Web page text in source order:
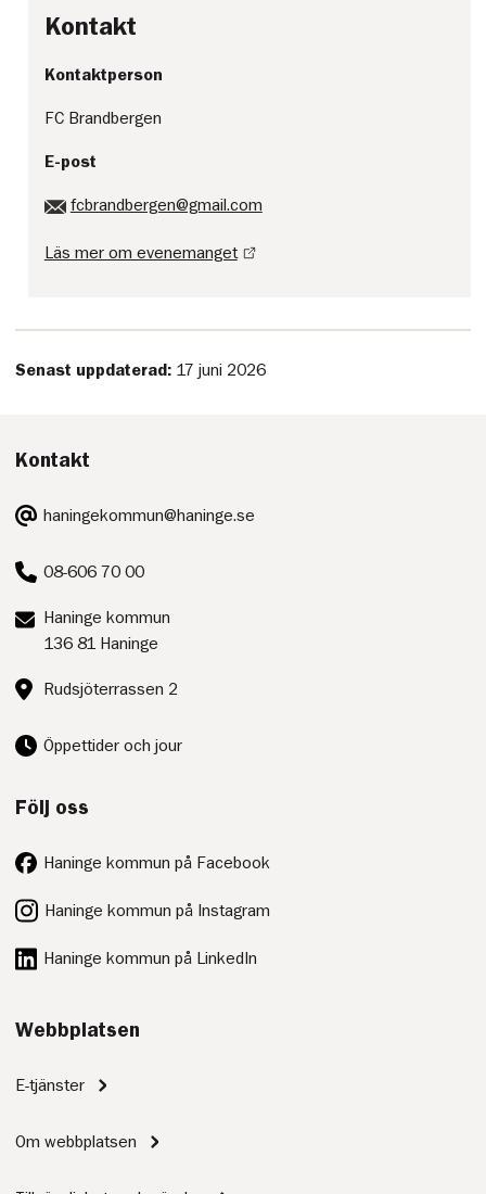
Kontakt
Kontaktperson
FC Brandbergen
E-post
fcbrandbergen@gmail.com
Läs mer om evenemanget
Senast uppdaterad: 17 juni 2026
Kontakt
E-
post:
haningekommun@haninge.se
Telefon:
08-606 70 00
Postadress:
Haninge kommun
136 81 Haninge
Besöksadress:
Rudsjöterrassen 2
Öppettider och jour
Följ oss
Haninge kommun på Facebook
Haninge kommun på Instagram
Haninge kommun på LinkedIn
Webbplatsen
E-tjänster
Om webbplatsen